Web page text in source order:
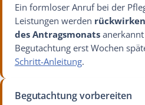
Ein formloser Anruf bei der
Leistungen werden
des Antragsmonats
Begutachtung erst Wochen
Schritt-Anleitung.
Begutachtung vorbereiten